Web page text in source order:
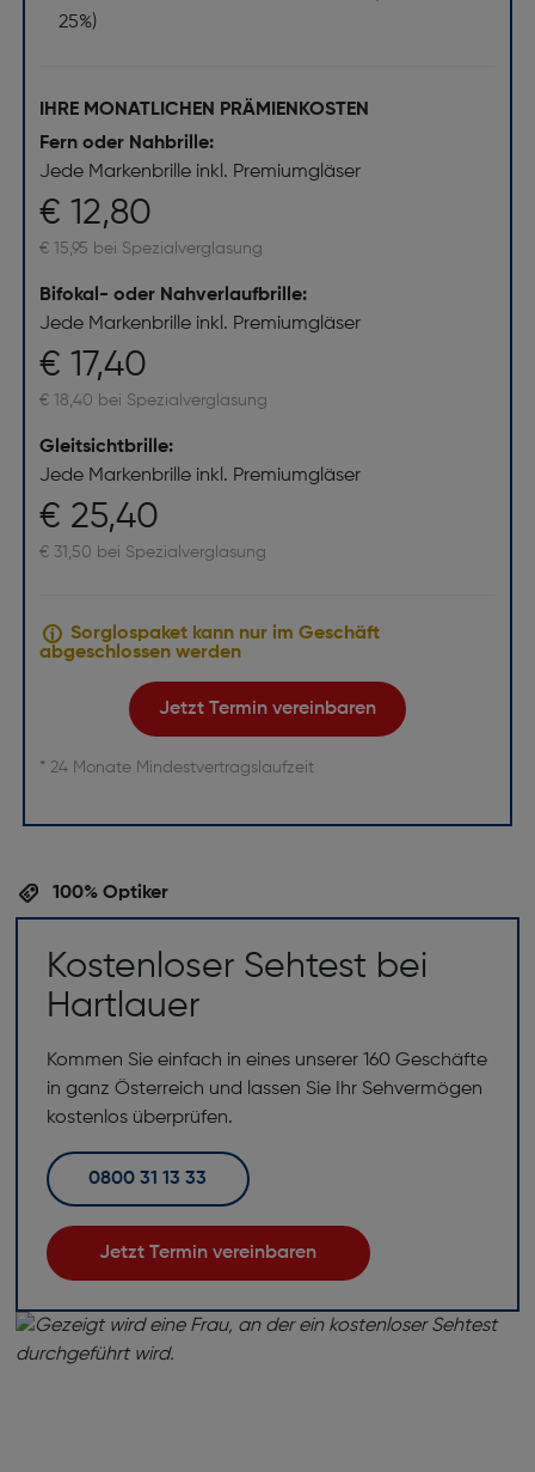
25%)
IHRE MONATLICHEN PRÄMIENKOSTEN
Fern oder Nahbrille:
Jede Markenbrille inkl. Premiumgläser
€ 12,80
€ 15,95 bei Spezialverglasung
Bifokal- oder Nahverlaufbrille:
Jede Markenbrille inkl. Premiumgläser
€ 17,40
€ 18,40 bei Spezialverglasung
Gleitsichtbrille:
Jede Markenbrille inkl. Premiumgläser
€ 25,40
€ 31,50 bei Spezialverglasung
Sorglospaket kann nur im Geschäft
abgeschlossen werden
Jetzt Termin vereinbaren
* 24 Monate Mindestvertragslaufzeit
100% Optiker
Kostenloser Sehtest bei
Hartlauer
Kommen Sie einfach in eines unserer 160 Geschäfte
in ganz Österreich und lassen Sie Ihr Sehvermögen
kostenlos überprüfen.
0800 31 13 33
Jetzt Termin vereinbaren